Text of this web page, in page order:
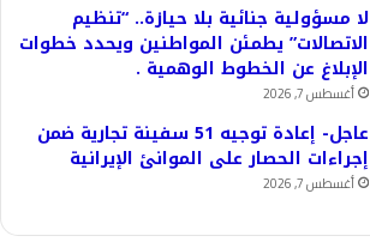
لا مسؤولية جنائية بلا حيازة.. “تنظيم
الاتصالات” يطمئن المواطنين ويحدد خطوات
الإبلاغ عن الخطوط الوهمية .
أغسطس 7, 2026
عاجل- إعادة توجيه 51 سفينة تجارية ضمن
إجراءات الحصار على الموانئ الإيرانية
أغسطس 7, 2026